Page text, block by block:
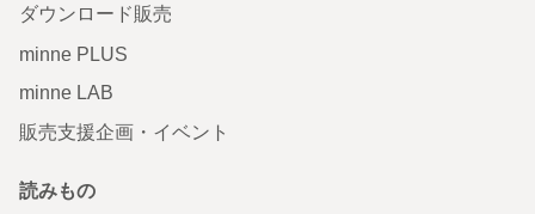
ダウンロード販売
minne PLUS
minne LAB
販売支援企画・イベント
読みもの